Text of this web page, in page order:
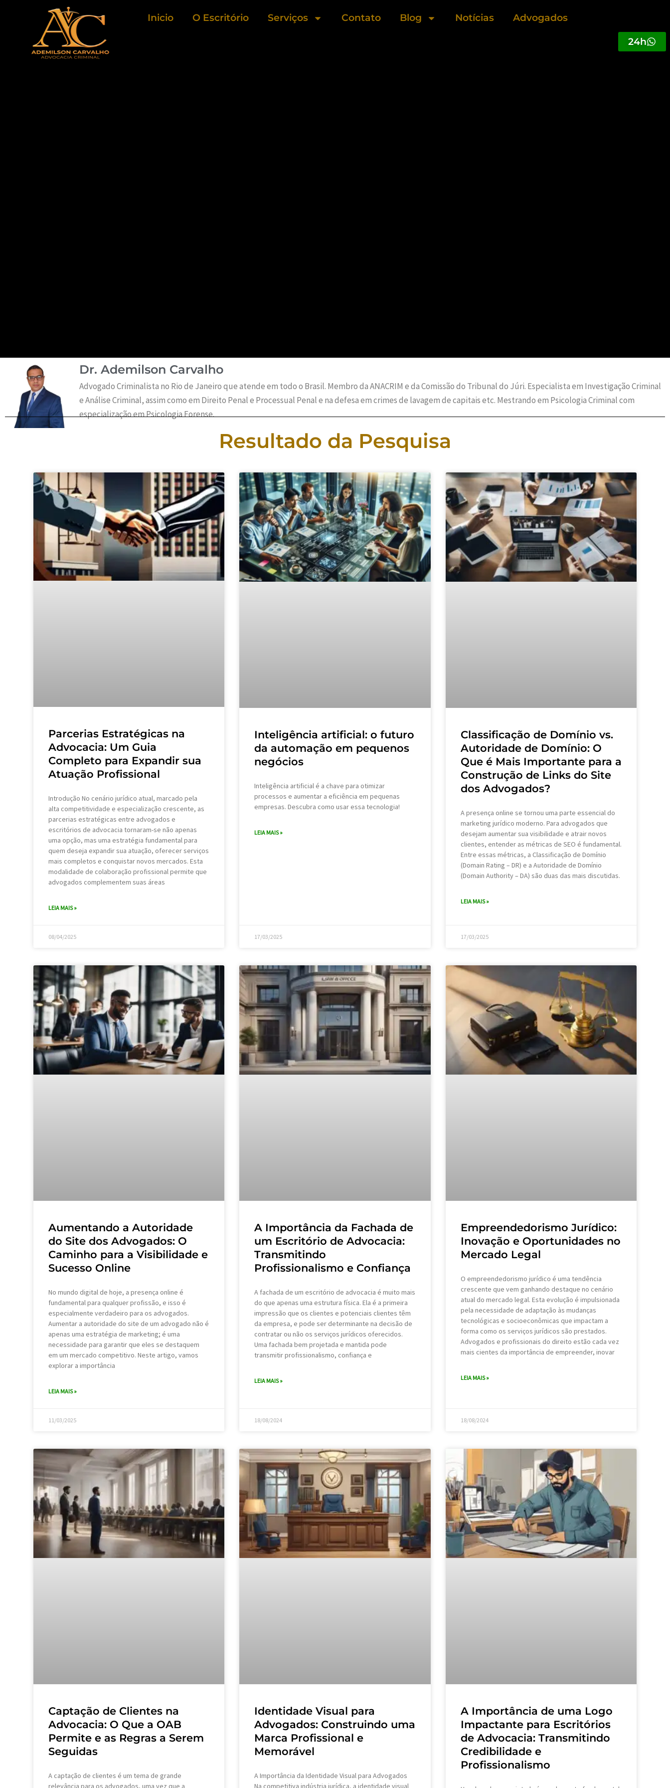
conteúdo
Inicio O Escritório Serviços Contato Blog Notícias Advogados
24h
Dr. Ademilson Carvalho
Advogado Criminalista no Rio de Janeiro que atende em todo o Brasil. Membro da ANACRIM e da Comissão do Tribunal do Júri. Especialista em Investigação Criminal
e Análise Criminal, assim como em Direito Penal e Processual Penal e na defesa em crimes de lavagem de capitais etc. Mestrando em Psicologia Criminal com
especialização em Psicologia Forense.
Resultado da Pesquisa
Parcerias Estratégicas na
Advocacia: Um Guia
Completo para Expandir sua
Atuação Profissional
Introdução No cenário jurídico atual, marcado pela
alta competitividade e especialização crescente, as
parcerias estratégicas entre advogados e
escritórios de advocacia tornaram-se não apenas
uma opção, mas uma estratégia fundamental para
quem deseja expandir sua atuação, oferecer serviços
mais completos e conquistar novos mercados. Esta
modalidade de colaboração profissional permite que
advogados complementem suas áreas
LEIA MAIS »
08/04/2025
Inteligência artificial: o futuro
da automação em pequenos
negócios
Inteligência artificial é a chave para otimizar
processos e aumentar a eficiência em pequenas
empresas. Descubra como usar essa tecnologia!
LEIA MAIS »
17/03/2025
Classificação de Domínio vs.
Autoridade de Domínio: O
Que é Mais Importante para a
Construção de Links do Site
dos Advogados?
A presença online se tornou uma parte essencial do
marketing jurídico moderno. Para advogados que
desejam aumentar sua visibilidade e atrair novos
clientes, entender as métricas de SEO é fundamental.
Entre essas métricas, a Classificação de Domínio
(Domain Rating – DR) e a Autoridade de Domínio
(Domain Authority – DA) são duas das mais discutidas.
LEIA MAIS »
17/03/2025
Aumentando a Autoridade
do Site dos Advogados: O
Caminho para a Visibilidade e
Sucesso Online
No mundo digital de hoje, a presença online é
fundamental para qualquer profissão, e isso é
especialmente verdadeiro para os advogados.
Aumentar a autoridade do site de um advogado não é
apenas uma estratégia de marketing; é uma
necessidade para garantir que eles se destaquem
em um mercado competitivo. Neste artigo, vamos
explorar a importância
LEIA MAIS »
11/03/2025
A Importância da Fachada de
um Escritório de Advocacia:
Transmitindo
Profissionalismo e Confiança
A fachada de um escritório de advocacia é muito mais
do que apenas uma estrutura física. Ela é a primeira
impressão que os clientes e potenciais clientes têm
da empresa, e pode ser determinante na decisão de
contratar ou não os serviços jurídicos oferecidos.
Uma fachada bem projetada e mantida pode
transmitir profissionalismo, confiança e
LEIA MAIS »
18/08/2024
Empreendedorismo Jurídico:
Inovação e Oportunidades no
Mercado Legal
O empreendedorismo jurídico é uma tendência
crescente que vem ganhando destaque no cenário
atual do mercado legal. Esta evolução é impulsionada
pela necessidade de adaptação às mudanças
tecnológicas e socioeconômicas que impactam a
forma como os serviços jurídicos são prestados.
Advogados e profissionais do direito estão cada vez
mais cientes da importância de empreender, inovar
LEIA MAIS »
18/08/2024
Captação de Clientes na
Advocacia: O Que a OAB
Permite e as Regras a Serem
Seguidas
A captação de clientes é um tema de grande
relevância para os advogados, uma vez que a
Identidade Visual para
Advogados: Construindo uma
Marca Profissional e
Memorável
A Importância da Identidade Visual para Advogados
Na competitiva indústria jurídica, a identidade visual
A Importância de uma Logo
Impactante para Escritórios
de Advocacia: Transmitindo
Credibilidade e
Profissionalismo